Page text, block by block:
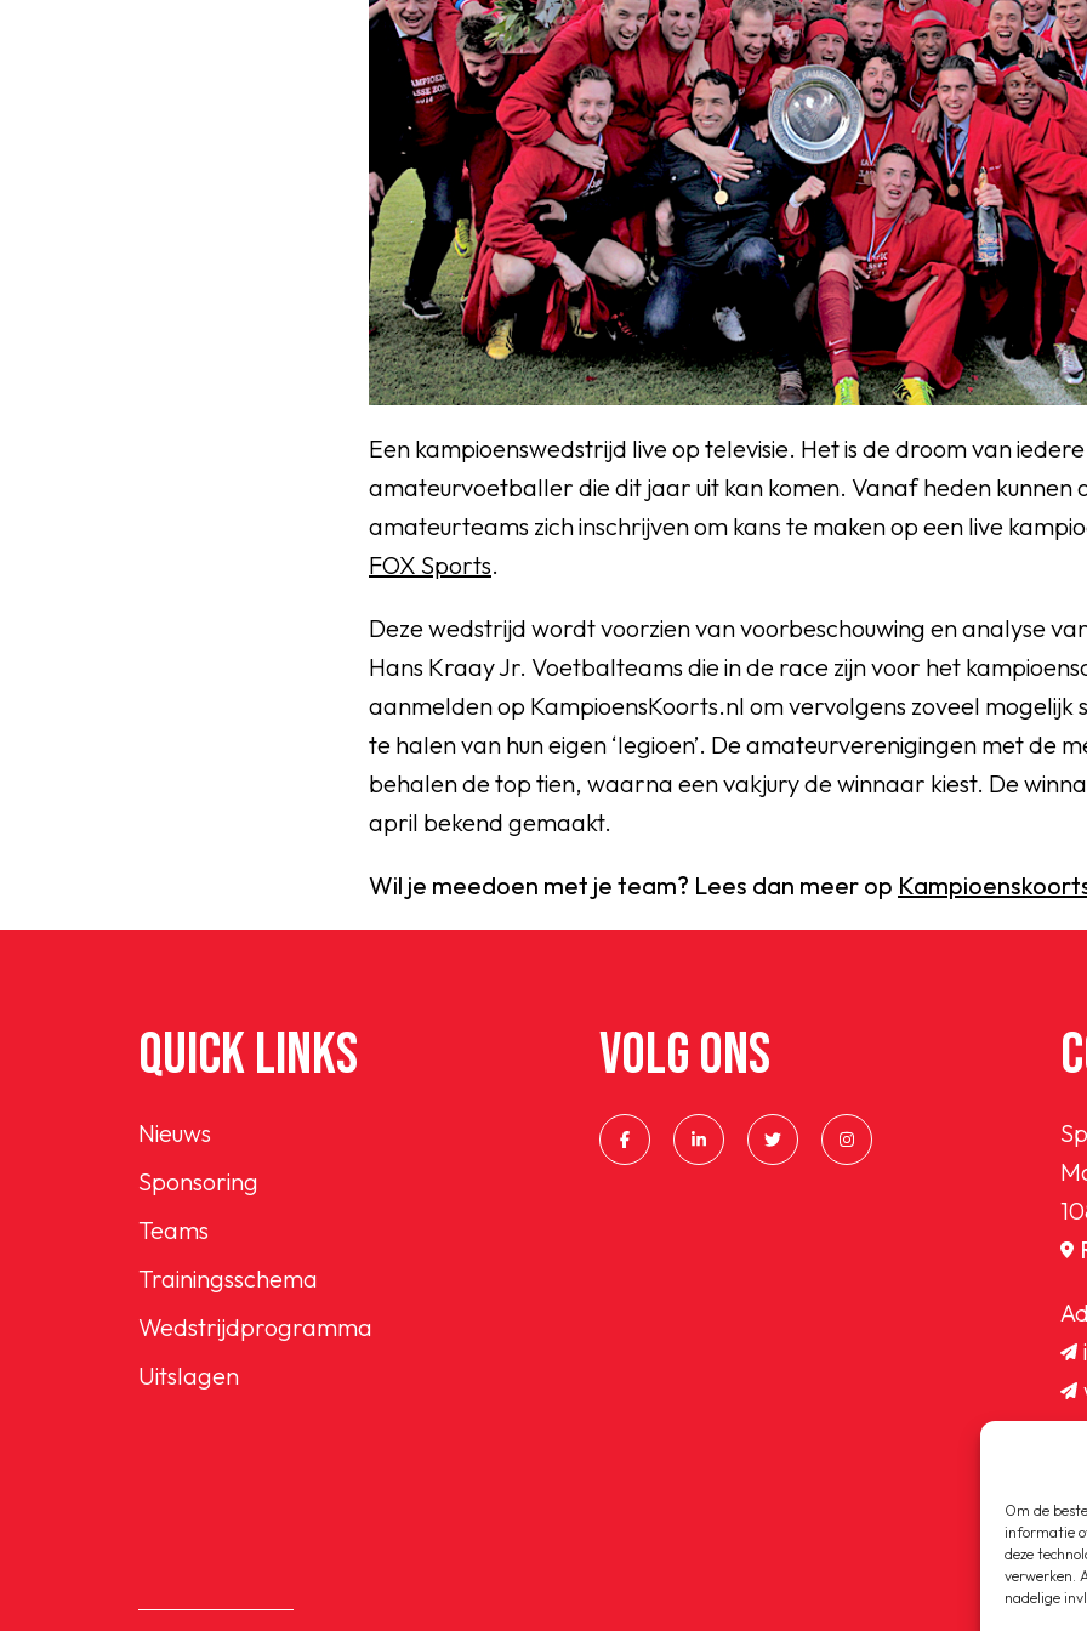
Om de
informatie
deze
verwerken.
nadelige
Een kampioenswedstrijd live op televisie. Het is de droom van iedere
amateurvoetballer die dit jaar uit kan komen. Vanaf heden kunnen
amateurteams zich inschrijven om kans te maken op een live
FOX Sports.
Deze wedstrijd wordt voorzien van voorbeschouwing en analyse
Hans Kraay Jr. Voetbalteams die in de race zijn voor het
aanmelden op KampioensKoorts.nl om vervolgens zoveel mogelijk
te halen van hun eigen ‘legioen’. De amateurverenigingen met de
behalen de top tien, waarna een vakjury de winnaar kiest. De
april bekend gemaakt.
Wil je meedoen met je team? Lees dan meer op
QUICK LINKS
Nieuws
Sponsoring
Teams
Trainingsschema
Wedstrijdprogramma
Uitslagen
VOLG ONS